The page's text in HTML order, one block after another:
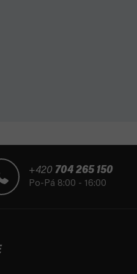
+420 704 265 150
Po-Pá 8:00 - 16:00